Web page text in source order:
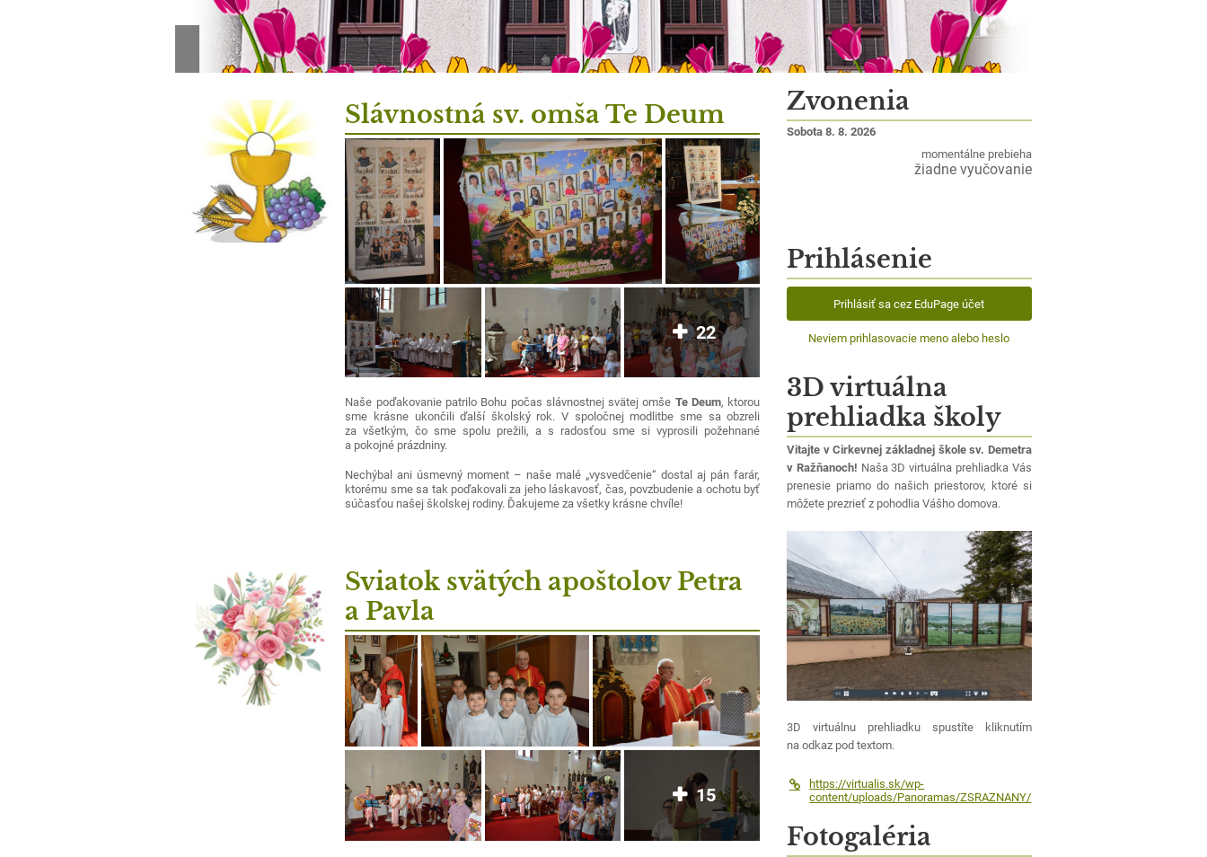
Slávnostná sv. omša Te Deum
22
Naše poďakovanie patrilo Bohu počas slávnostnej svätej omše Te Deum, ktorou
sme krásne ukončili ďalší školský rok. V spoločnej modlitbe sme sa obzreli
za všetkým, čo sme spolu prežili, a s radosťou sme si vyprosili požehnané
a pokojné prázdniny.
Nechýbal ani úsmevný moment – naše malé „vysvedčenie“ dostal aj pán farár,
ktorému sme sa tak poďakovali za jeho láskavosť, čas, povzbudenie a ochotu byť
súčasťou našej školskej rodiny. Ďakujeme za všetky krásne chvíle!
Sviatok svätých apoštolov Petra
a Pavla
15
Zvonenia
Sobota 8. 8. 2026
momentálne prebieha
žiadne vyučovanie
Prihlásenie
Prihlásiť sa cez EduPage účet
Neviem prihlasovacie meno alebo heslo
3D virtuálna
prehliadka školy
Vitajte v Cirkevnej základnej škole sv. Demetra
v Ražňanoch! Naša 3D virtuálna prehliadka Vás
prenesie priamo do našich priestorov, ktoré si
môžete prezrieť z pohodlia Vášho domova.
3D virtuálnu prehliadku spustíte kliknutím
na odkaz pod textom.
https://virtualis.sk/wp-
content/uploads/Panoramas/ZSRAZNANY/
Fotogaléria